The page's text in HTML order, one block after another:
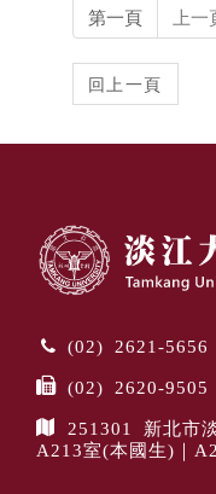
第一頁 上一
(02) 2621-5656
(02) 2620-9505
251301 新北市
A213室(本國生)｜